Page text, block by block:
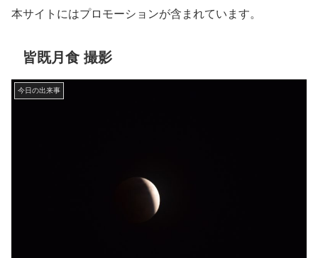
本サイトにはプロモーションが含まれています。
皆既月食 撮影
今日の出来事